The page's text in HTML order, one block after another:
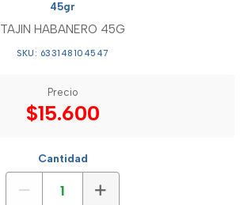
45gr
TAJIN HABANERO 45G
SKU: 633148104547
Precio
$15.600
Cantidad